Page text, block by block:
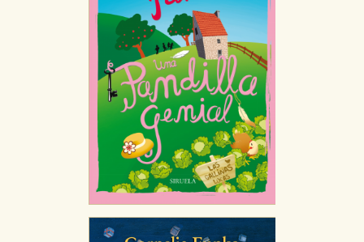
CONFIGURACIÓN DE COOKIES
HABILITAR TODO RECHAZAR TODO
Cookies necesarias
Estas cookies son necesarias para que nuestro sitio
web funcione y no es posible deshabilitarlas desde
nuestro sistema. Es posible hacerlo desde el